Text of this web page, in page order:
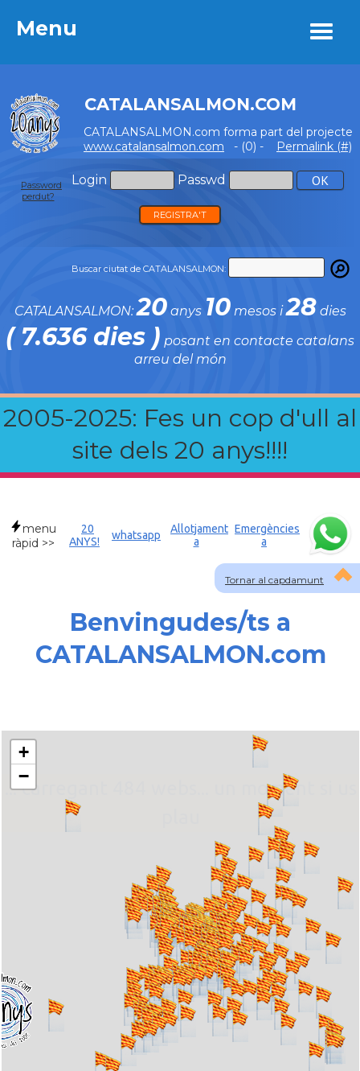
Menu
CATALANSALMON.COM
CATALANSALMON.com forma part del projecte
www.catalansalmon.com - (0) - Permalink (#)
Login Passwd
Password
perdut?
REGISTRA'T
Buscar ciutat de CATALANSALMON:
CATALANSALMON:20anys 10mesos i28 dies
( 7.636 dies ) posant en contacte catalans
arreu del món
2005-2025: Fes un cop d'ull al
site dels 20 anys!!!!
Menu
Tornar al capdamunt
menu
ràpid >>
20
ANYS!
whatsapp
Allotjament
a
Emergències
a
Benvingudes/ts a
CATALANSALMON.com
... carregant 484 webs... un moment si us
+
−